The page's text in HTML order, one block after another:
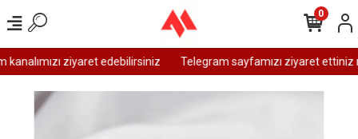
ziyaret edebilirsiniz Telegram sayfamızı ziyaret ettiniz
0